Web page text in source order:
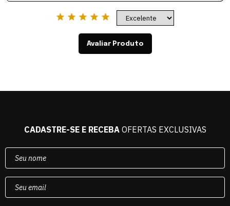
Avaliar Produto
CADASTRE-SE E RECEBAOFERTAS EXCLUSIVAS